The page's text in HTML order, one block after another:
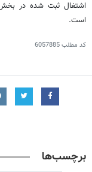
است.
کد مطلب6057885
برچسب‌ها